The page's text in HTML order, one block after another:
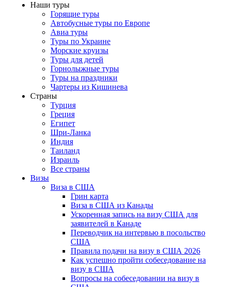
Наши туры
Горящие туры
Автобусные туры по Европе
Авиа туры
Туры по Украине
Морские круизы
Туры для детей
Горнолыжные туры
Туры на праздники
Чартеры из Кишинева
Страны
Турция
Греция
Египет
Шри-Ланка
Индия
Таиланд
Израиль
Все страны
Визы
Виза в США
Грин карта
Виза в США из Канады
Ускоренная запись на визу США для
заявителей в Канаде
Переводчик на интервью в посольство
США
Правила подачи на визу в США 2026
Как успешно пройти собеседование на
визу в США
Вопросы на собеседовании на визу в